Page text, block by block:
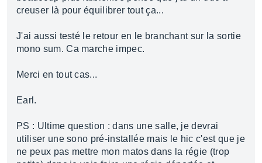
creuser là pour équilibrer tout ça...
J'ai aussi testé le retour en le branchant sur la sortie
mono sum. Ca marche impec.
Merci en tout cas...
Earl.
PS : Ultime question : dans une salle, je devrai
utiliser une sono pré-installée mais le hic c'est que je
ne peux pas mettre mon matos dans la régie (trop